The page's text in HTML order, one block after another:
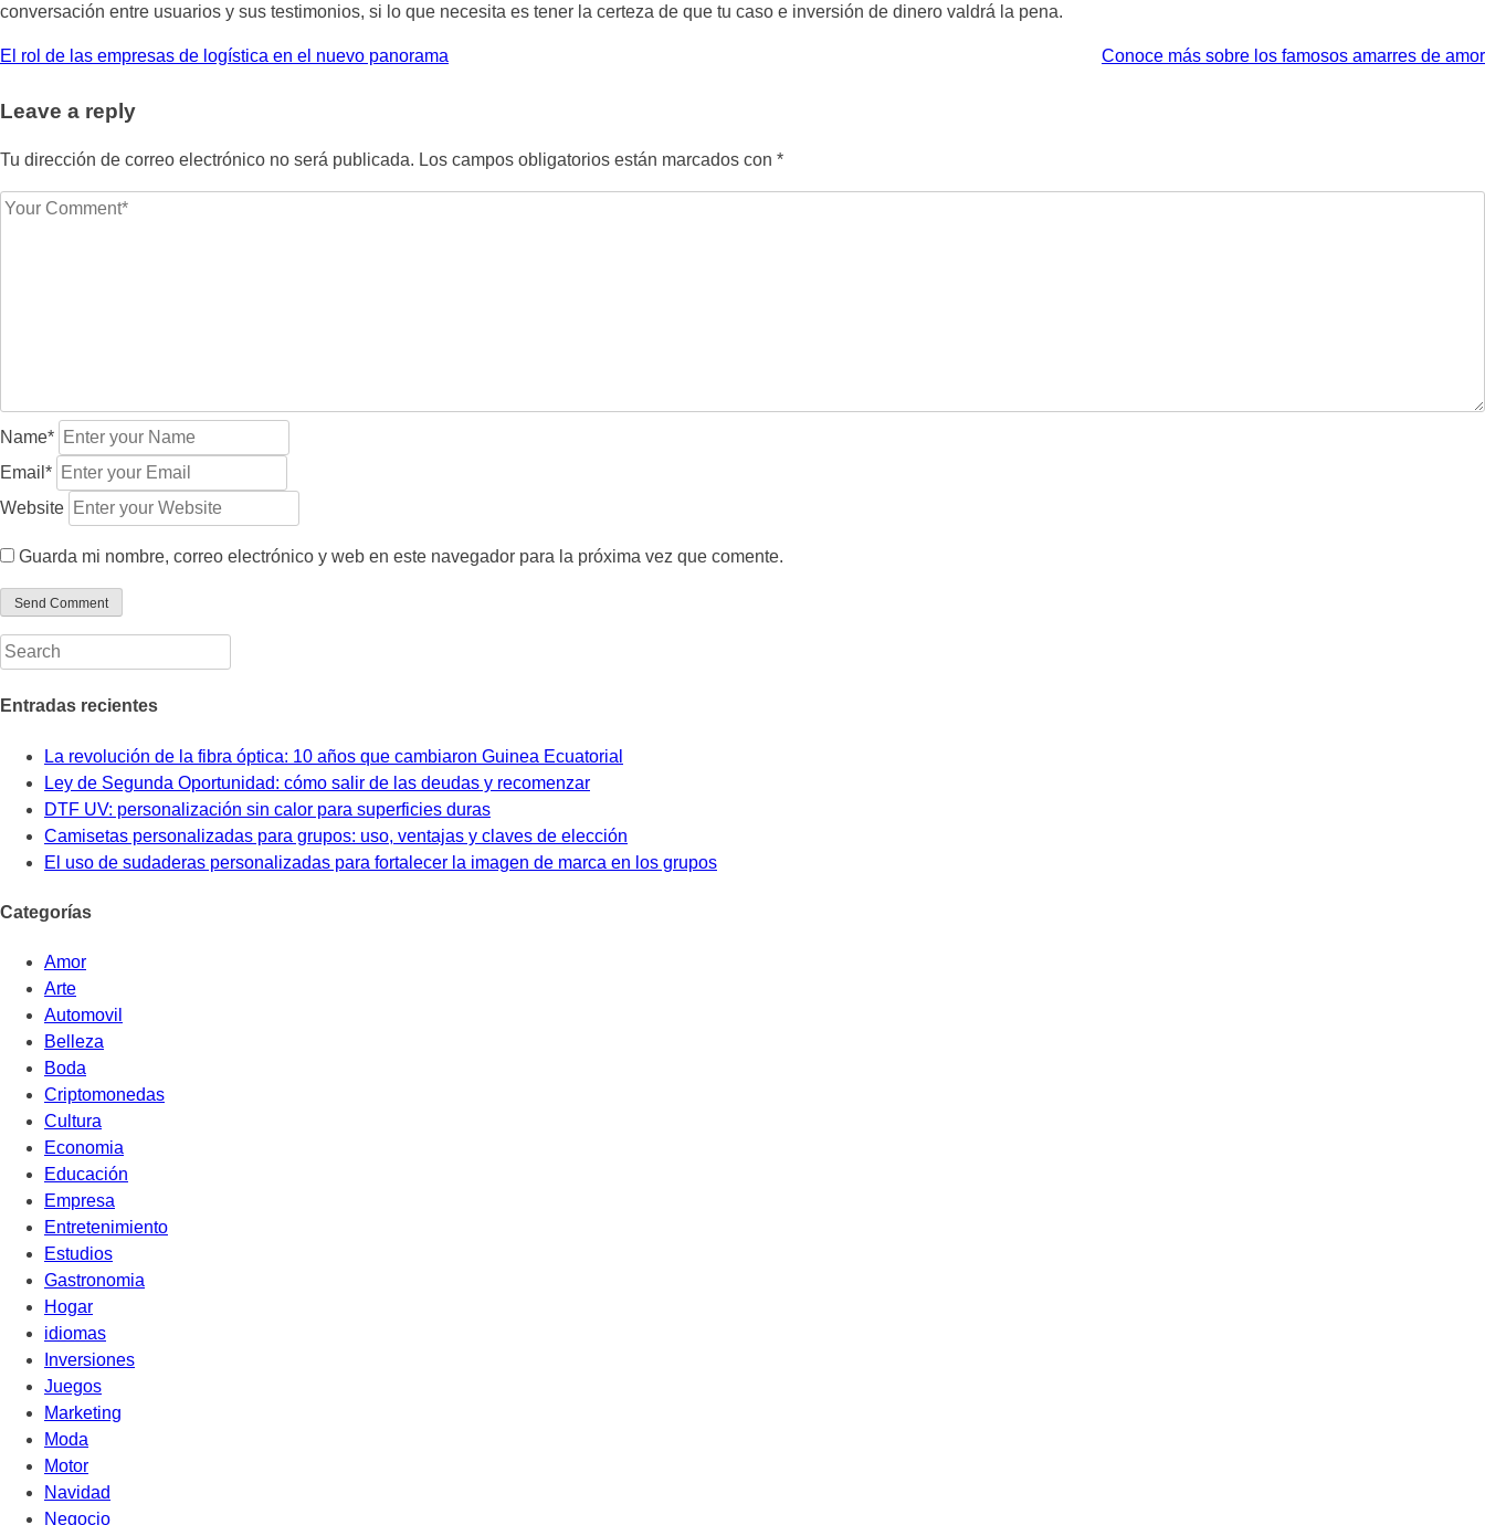
conversación entre usuarios y sus testimonios, si lo que necesita es tener la certeza de que tu caso e inversión de dinero valdrá la pena.
Navegación
de
El rol de las empresas de logística en el nuevo panorama Conoce más sobre los famosos amarres de amor
Leave a reply
Tu dirección de correo electrónico no será publicada. Los campos obligatorios están marcados con *
Name*
Email*
Website
Guarda mi nombre, correo electrónico y web en este navegador para la próxima vez que comente.
Entradas recientes
La revolución de la fibra óptica: 10 años que cambiaron Guinea Ecuatorial
Ley de Segunda Oportunidad: cómo salir de las deudas y recomenzar
DTF UV: personalización sin calor para superficies duras
Camisetas personalizadas para grupos: uso, ventajas y claves de elección
El uso de sudaderas personalizadas para fortalecer la imagen de marca en los grupos
Categorías
Amor
Arte
Automovil
Belleza
Boda
Criptomonedas
Cultura
Economia
Educación
Empresa
Entretenimiento
Estudios
Gastronomia
Hogar
idiomas
Inversiones
Juegos
Marketing
Moda
Motor
Navidad
Negocio